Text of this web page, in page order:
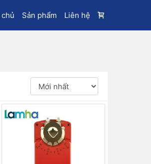
Sản phẩm Liên hệ